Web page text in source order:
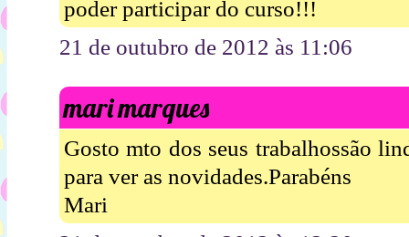
poder participar do curso!!!
21 de outubro de 2012 às 11:06
mari marques
Gosto mto dos seus trabalhossão
para ver as novidades.Parabéns
Mari